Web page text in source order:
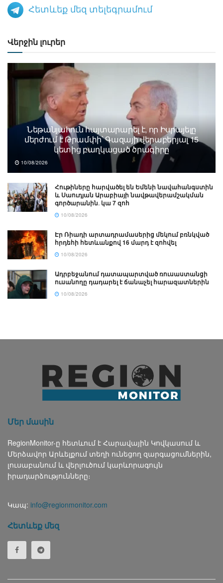
Հետևեք մեզ տելեգրամում
Վերջին լուրեր
Նեթանյահուն հայտարարել է, որ Իսրայելը
մերժում է Թրամփի՝ Գազայի վերաբերյալ 15
կետից բաղկացած ծրագիրը
10/08/2026
Հութիները հարվածել են Եմենի նավահանգստին
և Սաուդյան Արաբիայի նավթավերամշակման
գործարանին․ կա 7 զոհ
10/08/2026
Էր Ռիադի արտադրամասերից մեկում բռնկված
հրդեհի հետևանքով 16 մարդ է զոհվել
10/08/2026
Ադրբեջանում դատապարտված ռուսաստանցի
ուսանողը դադարել է ճանաչել հարազատներին
10/08/2026
Մեր մասին
RegionMonitor-ը հետևում է Հարավային Կովկասում և
Մերձավոր Արևելքում տեղի ունեցող զարգացումներին,
լուսաբանում և վերլուծում կարևորագույն
իրադարձությունները։
Կապ: info@regionmonitor.com
Հետևեք մեզ